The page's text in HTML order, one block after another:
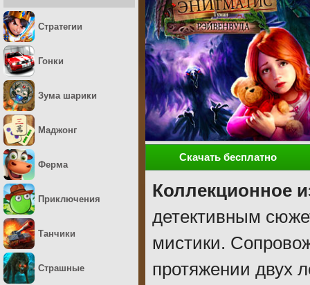
Скачать бесплатно
Коллекционное
детективным
мистики.
протяжении двух
Стратегии
Гонки
Зума шарики
Маджонг
Ферма
Приключения
Танчики
Страшные